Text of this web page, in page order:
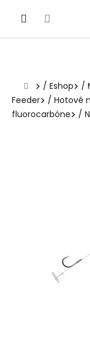
Domov
/ Eshop /
Feeder
/ Hotové
fluorocarbóne
/